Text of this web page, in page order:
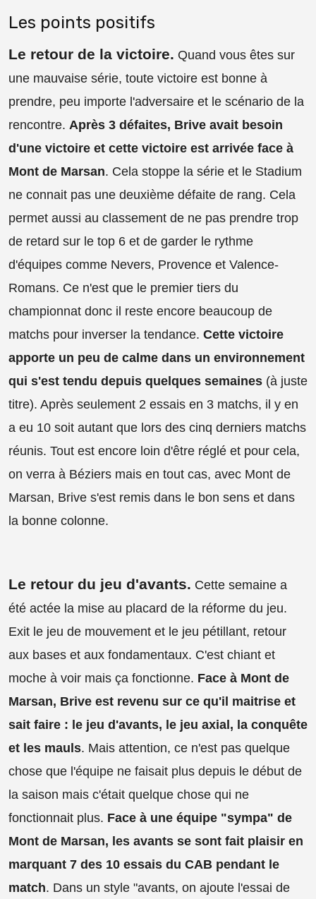
Les points positifs
Le retour de la victoire. Quand vous êtes sur
une mauvaise série, toute victoire est bonne à
prendre, peu importe l'adversaire et le scénario de la
rencontre. Après 3 défaites, Brive avait besoin
d'une victoire et cette victoire est arrivée face à
Mont de Marsan. Cela stoppe la série et le Stadium
ne connait pas une deuxième défaite de rang. Cela
permet aussi au classement de ne pas prendre trop
de retard sur le top 6 et de garder le rythme
d'équipes comme Nevers, Provence et Valence-
Romans. Ce n'est que le premier tiers du
championnat donc il reste encore beaucoup de
matchs pour inverser la tendance. Cette victoire
apporte un peu de calme dans un environnement
qui s'est tendu depuis quelques semaines (à juste
titre). Après seulement 2 essais en 3 matchs, il y en
a eu 10 soit autant que lors des cinq derniers matchs
réunis. Tout est encore loin d'être réglé et pour cela,
on verra à Béziers mais en tout cas, avec Mont de
Marsan, Brive s'est remis dans le bon sens et dans
la bonne colonne.
Le retour du jeu d'avants. Cette semaine a
été actée la mise au placard de la réforme du jeu.
Exit le jeu de mouvement et le jeu pétillant, retour
aux bases et aux fondamentaux. C'est chiant et
moche à voir mais ça fonctionne. Face à Mont de
Marsan, Brive est revenu sur ce qu'il maitrise et
sait faire : le jeu d'avants, le jeu axial, la conquête
et les mauls. Mais attention, ce n'est pas quelque
chose que l'équipe ne faisait plus depuis le début de
la saison mais c'était quelque chose qui ne
fonctionnait plus. Face à une équipe "sympa" de
Mont de Marsan, les avants se sont fait plaisir en
marquant 7 des 10 essais du CAB pendant le
match. Dans un style "avants, on ajoute l'essai de